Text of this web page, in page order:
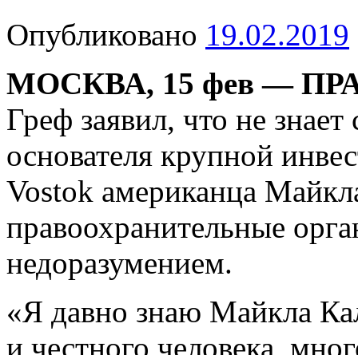
Опубликовано 19.02.2019
МОСКВА, 15 фев —
Греф заявил, что не
основателя крупной
Vostok американца
правоохранительные
недоразумением.
«Я давно знаю Майкла
и честного человека,